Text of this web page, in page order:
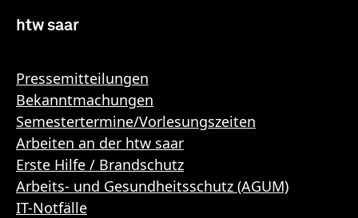
htw saar
Pressemitteilungen
Bekanntmachungen
Semestertermine/Vorlesungszeiten
Arbeiten an der htw saar
Erste Hilfe / Brandschutz
Arbeits- und Gesundheitsschutz (AGUM)
IT-Notfälle